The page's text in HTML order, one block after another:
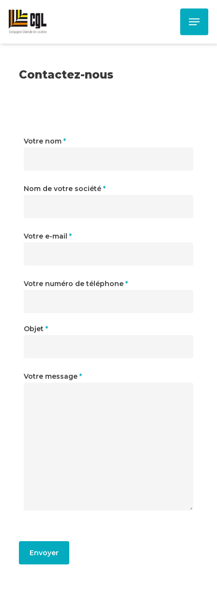
main
content
Menu
Contactez-nous
Votre nom *
Nom de votre société *
Votre e-mail *
Votre numéro de téléphone *
Objet *
Votre message *